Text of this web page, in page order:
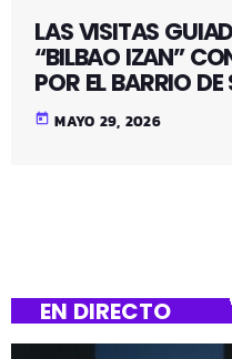
LAS VISITAS
“BILBAO IZAN”
POR EL BARRIO
today MAYO 29, 2026
EN DIRECTO